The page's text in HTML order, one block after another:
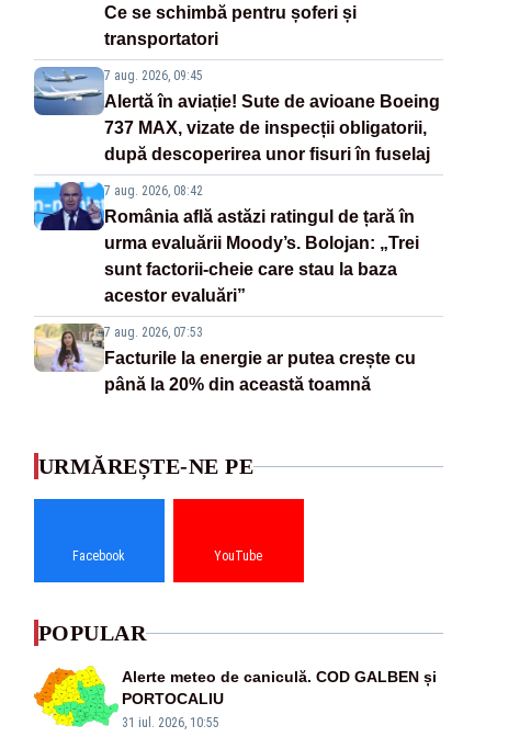
Ce se schimbă pentru șoferi și
transportatori
7 aug. 2026, 09:45
Alertă în aviație! Sute de avioane Boeing
737 MAX, vizate de inspecții obligatorii,
după descoperirea unor fisuri în fuselaj
7 aug. 2026, 08:42
România află astăzi ratingul de țară în
urma evaluării Moody’s. Bolojan: „Trei
sunt factorii-cheie care stau la baza
acestor evaluări”
7 aug. 2026, 07:53
Facturile la energie ar putea crește cu
până la 20% din această toamnă
URMĂREȘTE-NE PE
Facebook YouTube
POPULAR
Alerte meteo de caniculă. COD GALBEN și
PORTOCALIU
31 iul. 2026, 10:55